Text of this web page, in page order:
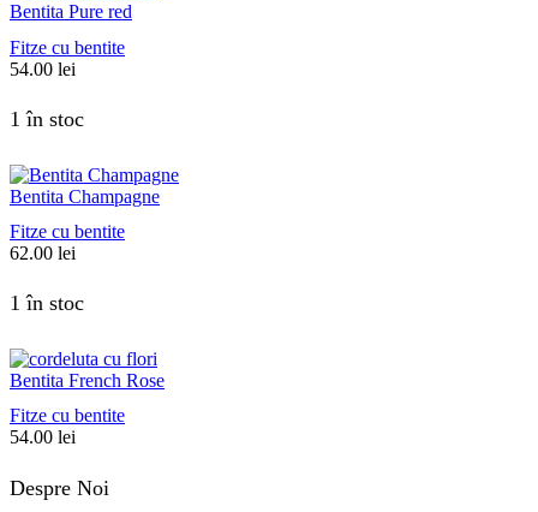
Bentita Pure red
Fitze cu bentite
54.00 lei
1 în stoc
Bentita Champagne
Fitze cu bentite
62.00 lei
1 în stoc
Bentita French Rose
Fitze cu bentite
54.00 lei
Despre Noi